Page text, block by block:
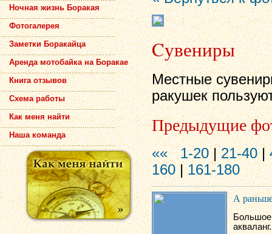
Ночная жизнь Боракая
Фотогалерея
Заметки Боракайца
Аренда мотобайка на Боракае
Книга отзывов
Схема работы
Как меня найти
Наша команда
Cувениры
Местные
ракушек
Предыдущие
«« 1-20|21-40|
160|161-180
А
Большое